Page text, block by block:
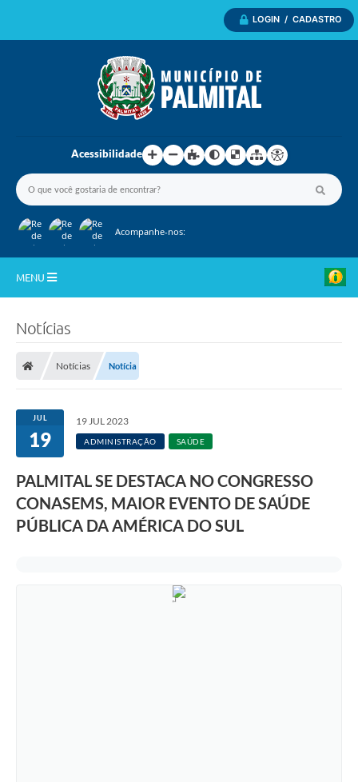
LOGIN / CADASTRO
Acessibilidade
Acompanhe-nos:
MENU
Departamentos
Câmara Municipal
Notícias
Notícias Notícia
JUL
19
19 JUL 2023
ADMINISTRAÇÃO SAÚDE
PALMITAL SE DESTACA NO CONGRESSO
CONASEMS, MAIOR EVENTO DE SAÚDE
PÚBLICA DA AMÉRICA DO SUL